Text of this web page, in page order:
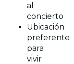
al
concierto
Ubicación
preferente
para
vivir